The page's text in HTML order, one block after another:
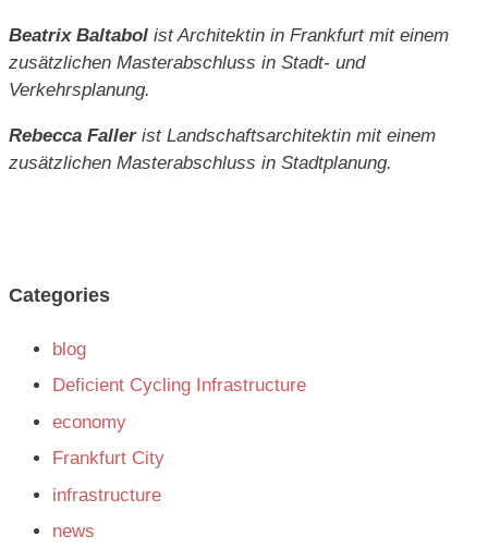
Beatrix Baltabol ist Architektin in Frankfurt mit einem
zusätzlichen Masterabschluss in Stadt- und
Verkehrsplanung.
Rebecca Fallerist Landschaftsarchitektin mit einem
zusätzlichen Masterabschluss in Stadtplanung.
Categories
blog
Deficient Cycling Infrastructure
economy
Frankfurt City
infrastructure
news